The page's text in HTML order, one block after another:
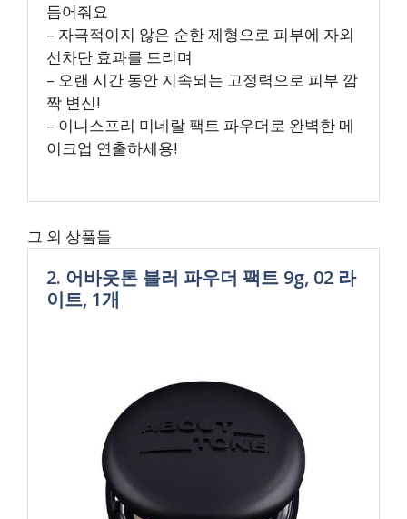
듬어줘요
– 자극적이지 않은 순한 제형으로 피부에 자외
선차단 효과를 드리며
– 오랜 시간 동안 지속되는 고정력으로 피부 깜
짝 변신!
– 이니스프리 미네랄 팩트 파우더로 완벽한 메
이크업 연출하세용!
그 외 상품들
2. 어바웃톤 블러 파우더 팩트 9g, 02 라
이트, 1개